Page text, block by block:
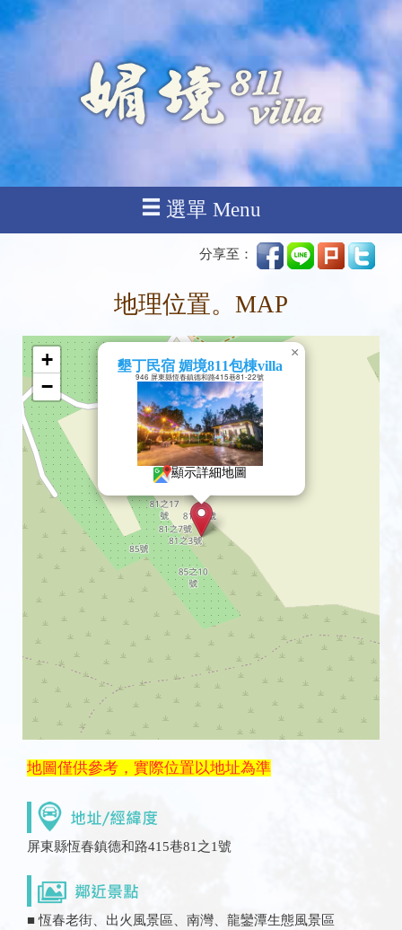
選單 Menu
分享至：
地理位置。MAP
墾丁民宿 媚境811包棟villa
946 屏東縣恆春鎮德和路415巷81-22號
顯示詳細地圖
×
+
−
地圖僅供參考，實際位置以地址為準
屏東縣恆春鎮德和路415巷81之1號
■ 恆春老街、出火風景區、南灣、龍鑾潭生態風景區